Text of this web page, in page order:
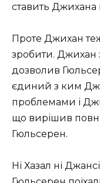
ставить Джихана
Проте Джихан
зробити. Джихан
дозволив
єдиний з ким
проблемами і
що вирішив
Гюльсерен.
Ні Хазал ні